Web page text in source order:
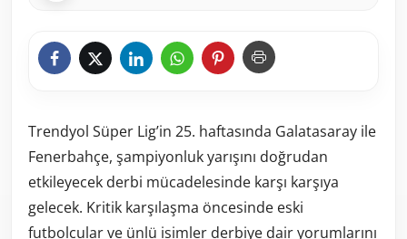
Trendyol Süper Lig’in 25. haftasında Galatasaray ile
Fenerbahçe, şampiyonluk yarışını doğrudan
etkileyecek derbi mücadelesinde karşı karşıya
gelecek. Kritik karşılaşma öncesinde eski
futbolcular ve ünlü isimler derbiye dair yorumlarını